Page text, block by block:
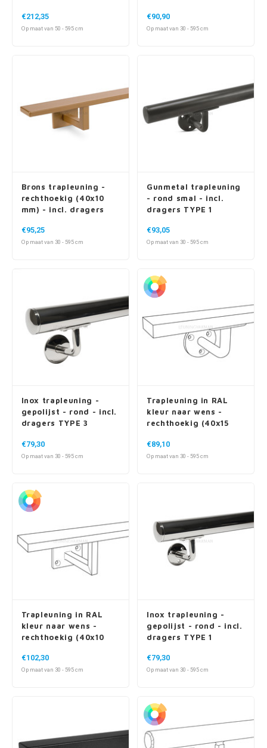
dragers - met rozet
€212,35
Op maat van 50 - 595 cm
€90,90
Op maat van 30 - 595 cm
Brons trapleuning -
rechthoekig (40x10
mm) - incl. dragers
€95,25
Op maat van 30 - 595 cm
Gunmetal trapleuning
- rond smal - incl.
dragers TYPE 1
€93,05
Op maat van 30 - 595 cm
Inox trapleuning -
gepolijst - rond - incl.
dragers TYPE 3
€79,30
Op maat van 30 - 595 cm
Trapleuning in RAL
kleur naar wens -
rechthoekig (40x15
TYPE 1
€89,10
Op maat van 30 - 595 cm
Trapleuning in RAL
kleur naar wens -
rechthoekig (40x10
TYPE 10
€102,30
Op maat van 30 - 595 cm
Inox trapleuning -
gepolijst - rond - incl.
dragers TYPE 1
€79,30
Op maat van 30 - 595 cm